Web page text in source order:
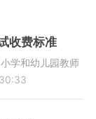
收费标准
学和幼儿园教师